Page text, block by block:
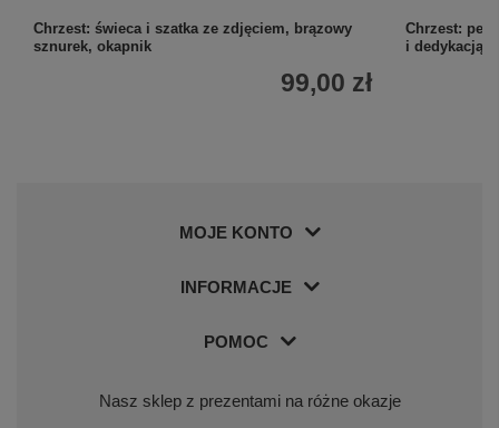
Chrzest: świeca i szatka ze zdjęciem, brązowy
sznurek, okapnik
99,00 zł
Chrzest:
i dedykacją
MOJE KONTO
INFORMACJE
POMOC
Nasz sklep z prezentami na różne okazje